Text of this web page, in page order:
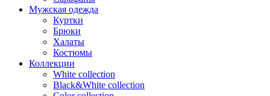
Мужская одежда
Куртки
Брюки
Халаты
Костюмы
Коллекции
White collection
Black&White collection